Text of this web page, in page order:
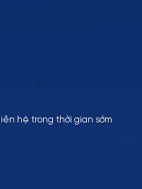
hệ trong thời gian sớm